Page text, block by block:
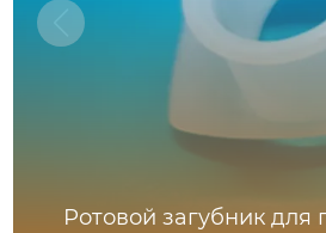
Ротовой загубник для